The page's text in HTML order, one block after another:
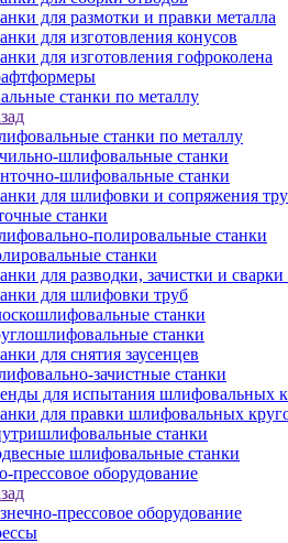
для размотки и правки металла
для изготовления конусов
для изготовления гофроколена
станки по металлу
станки по металлу
шлифовальные станки
шлифовальные станки
для шлифовки и сопряжения
станки
полировальные станки
станки
для разводки, зачистки и сварки
для шлифовки труб
станки
станки
для снятия заусенцев
зачистные станки
для испытания шлифовальных
для правки шлифовальных
станки
шлифовальные станки
прессовое оборудование
прессовое оборудование